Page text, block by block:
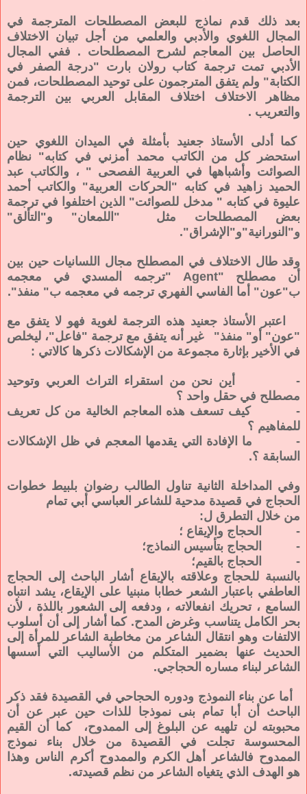
بعد ذلك قدم نماذج للبعض المصطلحات المترجمة في
المجال اللغوي والأدبي والعلمي من أجل تبيان الاختلاف
الحاصل بين المعاجم لشرح المصطلحات . ففي المجال
الأدبي تمت ترجمة كتاب رولان بارت "درجة الصفر في
الكتابة" ولم يتفق المترجمون على توحيد المصطلحات، فمن
مظاهر الاختلاف اختلاف المقابل العربي بين الترجمة
والتعريب .
كما أدلى الأستاذ جعنيد بأمثلة في الميدان اللغوي حين
استحضر كل من الكاتب محمد أمزني في كتابه" نظام
الصوائت وأشباهها في العربية الفصحى " ، والكاتب عبد
الحميد زاهيد في كتابه "الحركات العربية" والكاتب أحمد
عليوة في كتابه " مدخل للصوائت" الذين اختلفوا في ترجمة
بعض المصطلحات مثل "اللمعان" و"التألق"
و"النورانية"و"الإشراق".
وقد طال الاختلاف في المصطلح مجال اللسانيات حين بين
أن مصطلح "Agent "ترجمه المسدي في معجمه
ب"عون" أما الفاسي الفهري ترجمه في معجمه ب" منفذ".
اعتبر الأستاذ جعنيد هذه الترجمة لغوية فهو لا يتفق مع
"عون" أو" منفذ" غير أنه يتفق مع ترجمة "فاعل"، ليخلص
في الأخير بإثارة مجموعة من الإشكالات ذكرها كالاتي :
- أين نحن من استقراء التراث العربي وتوحيد
مصطلح في حقل واحد ؟
- كيف تسعف هذه المعاجم الخالية من كل تعريف
للمفاهيم ؟
- ما الإفادة التي يقدمها المعجم في ظل الإشكالات
السابقة ؟.
وفي المداخلة الثانية تناول الطالب رضوان بلبيط خطوات
الحجاج في قصيدة مدحية للشاعر العباسي أبي تمام
من خلال التطرق ل:
- الحجاج والإيقاع ؛
- الحجاج بتأسيس النماذج؛
- الحجاج بالقيم؛
بالنسبة للحجاج وعلاقته بالإيقاع أشار الباحث إلى الحجاج
العاطفي باعتبار الشعر خطابا منبنيا على الإيقاع، يشد انتباه
السامع ، تحريك انفعالاته ، ودفعه إلى الشعور باللذة ، لأن
بحر الكامل يتناسب وغرض المدح. كما أشار إلى أن أسلوب
الالتفات وهو انتقال الشاعر من مخاطبة الشاعر للمرأة إلى
الحديث عنها بضمير المتكلم من الأساليب التي أسسها
الشاعر لبناء مساره الحجاجي.
أما عن بناء النموذج ودوره الحجاحي في القصيدة فقد ذكر
الباحث أن أبا تمام بنى نموذجا للذات حين عبر عن أن
محبوبته لن تلهيه عن البلوغ إلى الممدوح، كما أن القيم
المحسوسة تجلت في القصيدة من خلال بناء نموذج
الممدوح فالشاعر أهل الكرم والممدوح أكرم الناس وهذا
هو الهدف الذي يتغياه الشاعر من نظم قصيدته.